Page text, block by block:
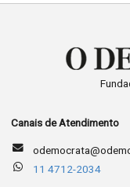
Canais de Atendimento
11 4712-2034